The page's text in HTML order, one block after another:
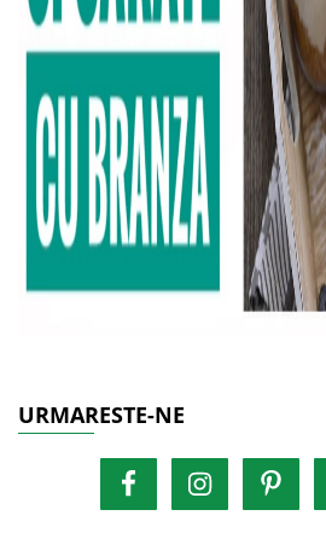
URMARESTE-NE